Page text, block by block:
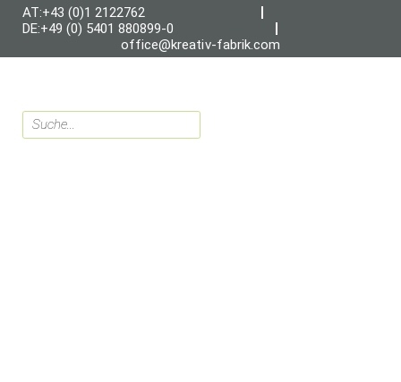
AT:+43 (0)1 2122762
DE:+49 (0) 5401 880899-0
office@kreativ-fabrik.com